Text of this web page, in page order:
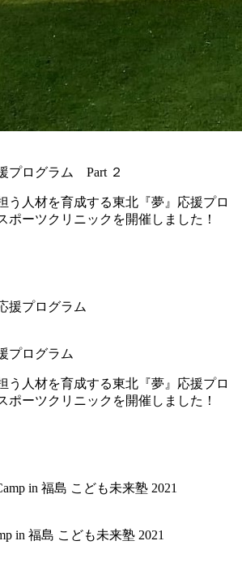
プログラム Part ２
う人材を育成する東北『夢』応援プロ
ポーツクリニックを開催しました！
プログラム
う人材を育成する東北『夢』応援プロ
ポーツクリニックを開催しました！
in 福島 こども未来塾 2021